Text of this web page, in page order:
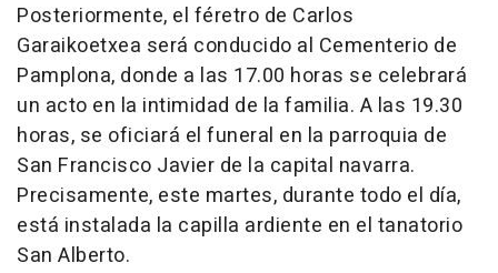
Posteriormente, el féretro de Carlos
Garaikoetxea será conducido al Cementerio de
Pamplona, donde a las 17.00 horas se celebrará
un acto en la intimidad de la familia. A las 19.30
horas, se oficiará el funeral en la parroquia de
San Francisco Javier de la capital navarra.
Precisamente, este martes, durante todo el día,
está instalada la capilla ardiente en el tanatorio
San Alberto.